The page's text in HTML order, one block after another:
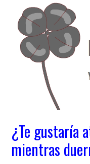
¿Te gustaría
mientras